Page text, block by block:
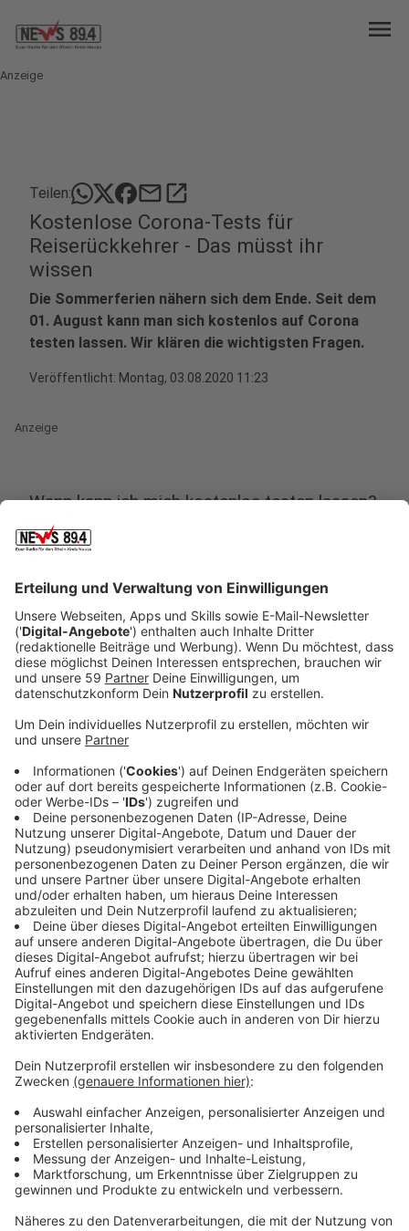
menu
Anzeige
Teilen: mailopen_in_new
Kostenlose Corona-Tests für
Reiserückkehrer - Das müsst ihr
wissen
Die Sommerferien nähern sich dem Ende. Seit dem
01. August kann man sich kostenlos auf Corona
testen lassen. Wir klären die wichtigsten Fragen.
Veröffentlicht: Montag, 03.08.2020 11:23
Anzeige
Wann kann ich mich kostenlos testen lassen?
Anzeige
72 Stunden nach der Ankunft in Deutschland, also drei
Tage, kann man sich auch ohne Krankheitsanzeichen
kostenlos testen lassen. Das steht in einer
Verordnung von Bundesgesundheitsminister Jens
Spahn. In den ersten Tagen haben sich nur etwa die
Hälfte der Rückkehrer aus Risikogebieten freiwillig
testen lassen. Dabei war einer aus 40 infiziert.
Wo kann ich mich testen lassen?
Anzeige
Testmöglichkeiten gibt es anFlughäfen, Bahnhöfen
und anderen Reiseknotenpunktengeben. Zusätzlich
kann man sich in Gesundheitsämtern oder Arztpraxen
testen lassen. Hier gibt es aber laut
Bundesgesundheitsministerium noch Probleme bei der
Umsetzung der neuen Verordnung, so dass tatsächlich
viele Ärzte und Gesundheitsämter den Test noch nicht
kostenlos umsetzten können. Teststellen kann man
zudem unter der ärztlichen Servicenummer 116 117
erfragen.
Anzeige
Gilt der Gratis-Test nur für Rückkehrer aus